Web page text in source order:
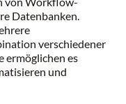
Datenbanken.
verschiedener
ermöglichen es
und